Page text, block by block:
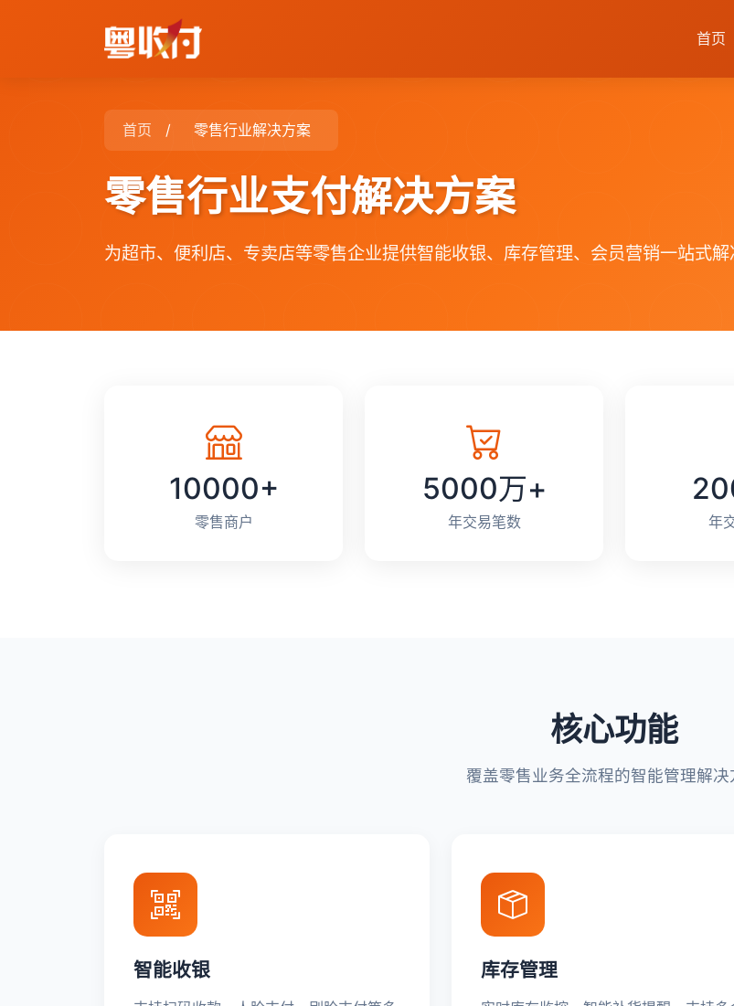
首页
首页 / 零售行业解决方案
零售行业支付解决方案
为超市、便利店、专卖店等零售企业提供智能收银、库存管理、会员营销一站式
10000+
零售商户
5000万+
年交易笔数 年
核心功能
覆盖零售业务全流程的智能管理解决
智能收银 库存管理